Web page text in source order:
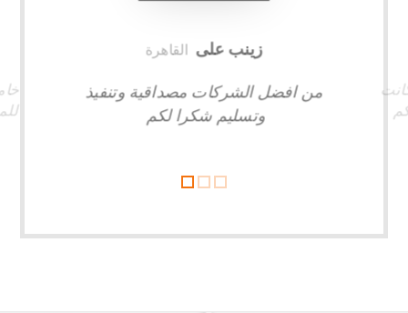
زینب علی القاهرة
من افضل الشركات مصداقية وتنفيذ
وتسليم شكرا لكم